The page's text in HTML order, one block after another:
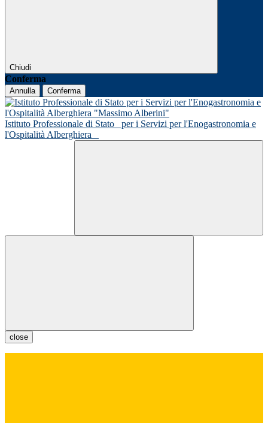
Chiudi
Conferma
Annulla Conferma
Istituto Professionale di Stato
per i Servizi per l'Enogastronomia e
l'Ospitalità Alberghiera
close